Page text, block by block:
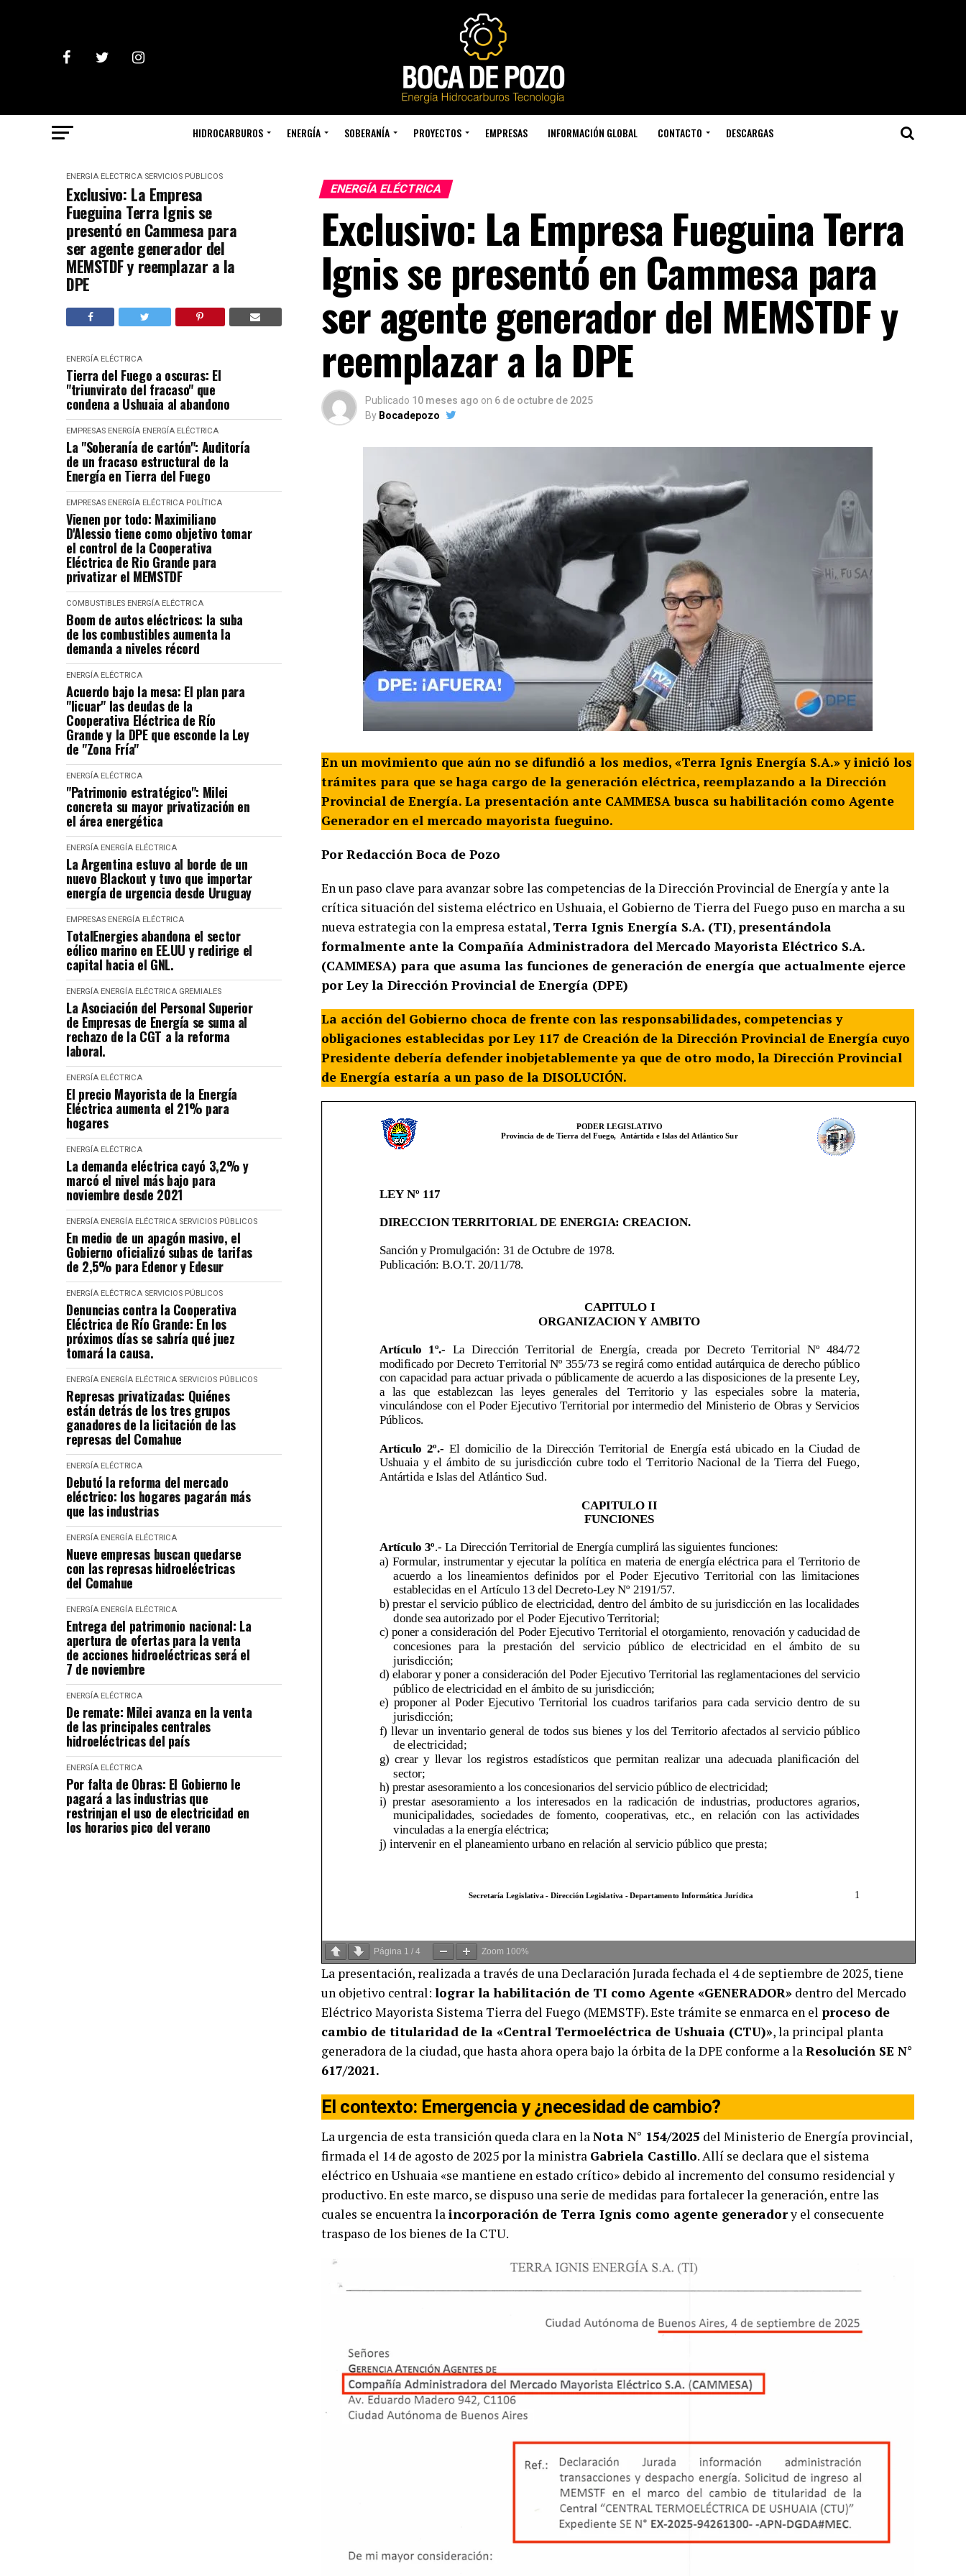
HIDROCARBUROS ENERGÍA SOBERANÍA PROYECTOS EMPRESAS INFORMACIÓN GLOBAL CONTACTO DESCARGAS
ENERGÍA ELÉCTRICA SERVICIOS PÚBLICOS
Exclusivo: La Empresa
Fueguina Terra Ignis se
presentó en Cammesa para
ser agente generador del
MEMSTDF y reemplazar a la
DPE
ENERGÍA ELÉCTRICA
Tierra del Fuego a oscuras: El
"triunvirato del fracaso" que
condena a Ushuaia al abandono
EMPRESAS ENERGÍA ENERGÍA ELÉCTRICA
La "Soberanía de cartón": Auditoría
de un fracaso estructural de la
Energía en Tierra del Fuego
EMPRESAS ENERGÍA ELÉCTRICA POLÍTICA
Vienen por todo: Maximiliano
D'Alessio tiene como objetivo tomar
el control de la Cooperativa
Eléctrica de Rio Grande para
privatizar el MEMSTDF
COMBUSTIBLES ENERGÍA ELÉCTRICA
Boom de autos eléctricos: la suba
de los combustibles aumenta la
demanda a niveles récord
ENERGÍA ELÉCTRICA
Acuerdo bajo la mesa: El plan para
"licuar" las deudas de la
Cooperativa Eléctrica de Río
Grande y la DPE que esconde la Ley
de "Zona Fría"
ENERGÍA ELÉCTRICA
"Patrimonio estratégico": Milei
concreta su mayor privatización en
el área energética
ENERGÍA ENERGÍA ELÉCTRICA
La Argentina estuvo al borde de un
nuevo Blackout y tuvo que importar
energía de urgencia desde Uruguay
EMPRESAS ENERGÍA ELÉCTRICA
TotalEnergies abandona el sector
eólico marino en EE.UU y redirige el
capital hacia el GNL.
ENERGÍA ENERGÍA ELÉCTRICA GREMIALES
La Asociación del Personal Superior
de Empresas de Energía se suma al
rechazo de la CGT a la reforma
laboral.
ENERGÍA ELÉCTRICA
El precio Mayorista de la Energía
Eléctrica aumenta el 21% para
hogares
ENERGÍA ELÉCTRICA
La demanda eléctrica cayó 3,2% y
marcó el nivel más bajo para
noviembre desde 2021
ENERGÍA ENERGÍA ELÉCTRICA SERVICIOS PÚBLICOS
En medio de un apagón masivo, el
Gobierno oficializó subas de tarifas
de 2,5% para Edenor y Edesur
ENERGÍA ELÉCTRICA SERVICIOS PÚBLICOS
Denuncias contra la Cooperativa
Eléctrica de Río Grande: En los
próximos días se sabría qué juez
tomará la causa.
ENERGÍA ENERGÍA ELÉCTRICA SERVICIOS PÚBLICOS
Represas privatizadas: Quiénes
están detrás de los tres grupos
ganadores de la licitación de las
represas del Comahue
ENERGÍA ELÉCTRICA
Debutó la reforma del mercado
eléctrico: los hogares pagarán más
que las industrias
ENERGÍA ENERGÍA ELÉCTRICA
Nueve empresas buscan quedarse
con las represas hidroeléctricas
del Comahue
ENERGÍA ENERGÍA ELÉCTRICA
Entrega del patrimonio nacional: La
apertura de ofertas para la venta
de acciones hidroeléctricas será el
7 de noviembre
ENERGÍA ELÉCTRICA
De remate: Milei avanza en la venta
de las principales centrales
hidroeléctricas del país
ENERGÍA ELÉCTRICA
Por falta de Obras: El Gobierno le
pagará a las industrias que
restrinjan el uso de electricidad en
los horarios pico del verano
ENERGÍA ELÉCTRICA
Exclusivo: La Empresa Fueguina Terra
Ignis se presentó en Cammesa para
ser agente generador del MEMSTDF y
reemplazar a la DPE
Publicado 10 meses ago on 6 de octubre de 2025
By Bocadepozo
En un movimiento que aún no se difundió a los medios, «Terra Ignis Energía S.A.» y inició los
trámites para que se haga cargo de la generación eléctrica, reemplazando a la Dirección
Provincial de Energía. La presentación ante CAMMESA busca su habilitación como Agente
Generador en el mercado mayorista fueguino.
Por Redacción Boca de Pozo
En un paso clave para avanzar sobre las competencias de la Dirección Provincial de Energía y ante la
crítica situación del sistema eléctrico en Ushuaia, el Gobierno de Tierra del Fuego puso en marcha a su
nueva estrategia con la empresa estatal, Terra Ignis Energía S.A. (TI), presentándola
formalmente ante la Compañía Administradora del Mercado Mayorista Eléctrico S.A.
(CAMMESA) para que asuma las funciones de generación de energía que actualmente ejerce
por Ley la Dirección Provincial de Energía (DPE)
La acción del Gobierno choca de frente con las responsabilidades, competencias y
obligaciones establecidas por Ley 117 de Creación de la Dirección Provincial de Energía cuyo
Presidente debería defender inobjetablemente ya que de otro modo, la Dirección Provincial
de Energía estaría a un paso de la DISOLUCIÓN.
Página 1 / 4 Zoom 100%
La presentación, realizada a través de una Declaración Jurada fechada el 4 de septiembre de 2025, tiene
un objetivo central: lograr la habilitación de TI como Agente «GENERADOR» dentro del Mercado
Eléctrico Mayorista Sistema Tierra del Fuego (MEMSTF). Este trámite se enmarca en el proceso de
cambio de titularidad de la «Central Termoeléctrica de Ushuaia (CTU)», la principal planta
generadora de la ciudad, que hasta ahora opera bajo la órbita de la DPE conforme a laResolución SE N°
617/2021.
El contexto: Emergencia y ¿necesidad de cambio?
La urgencia de esta transición queda clara en laNota N° 154/2025 del Ministerio de Energía provincial,
firmada el 14 de agosto de 2025 por la ministra Gabriela Castillo. Allí se declara que el sistema
eléctrico en Ushuaia «se mantiene en estado crítico» debido al incremento del consumo residencial y
productivo. En este marco, se dispuso una serie de medidas para fortalecer la generación, entre las
cuales se encuentra laincorporación de Terra Ignis como agente generadory el consecuente
traspaso de los bienes de la CTU.